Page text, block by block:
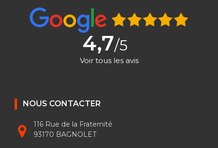
4,7/5
Voir tous les avis
NOUS CONTACTER
116 Rue de la Fraternité
93170 BAGNOLET